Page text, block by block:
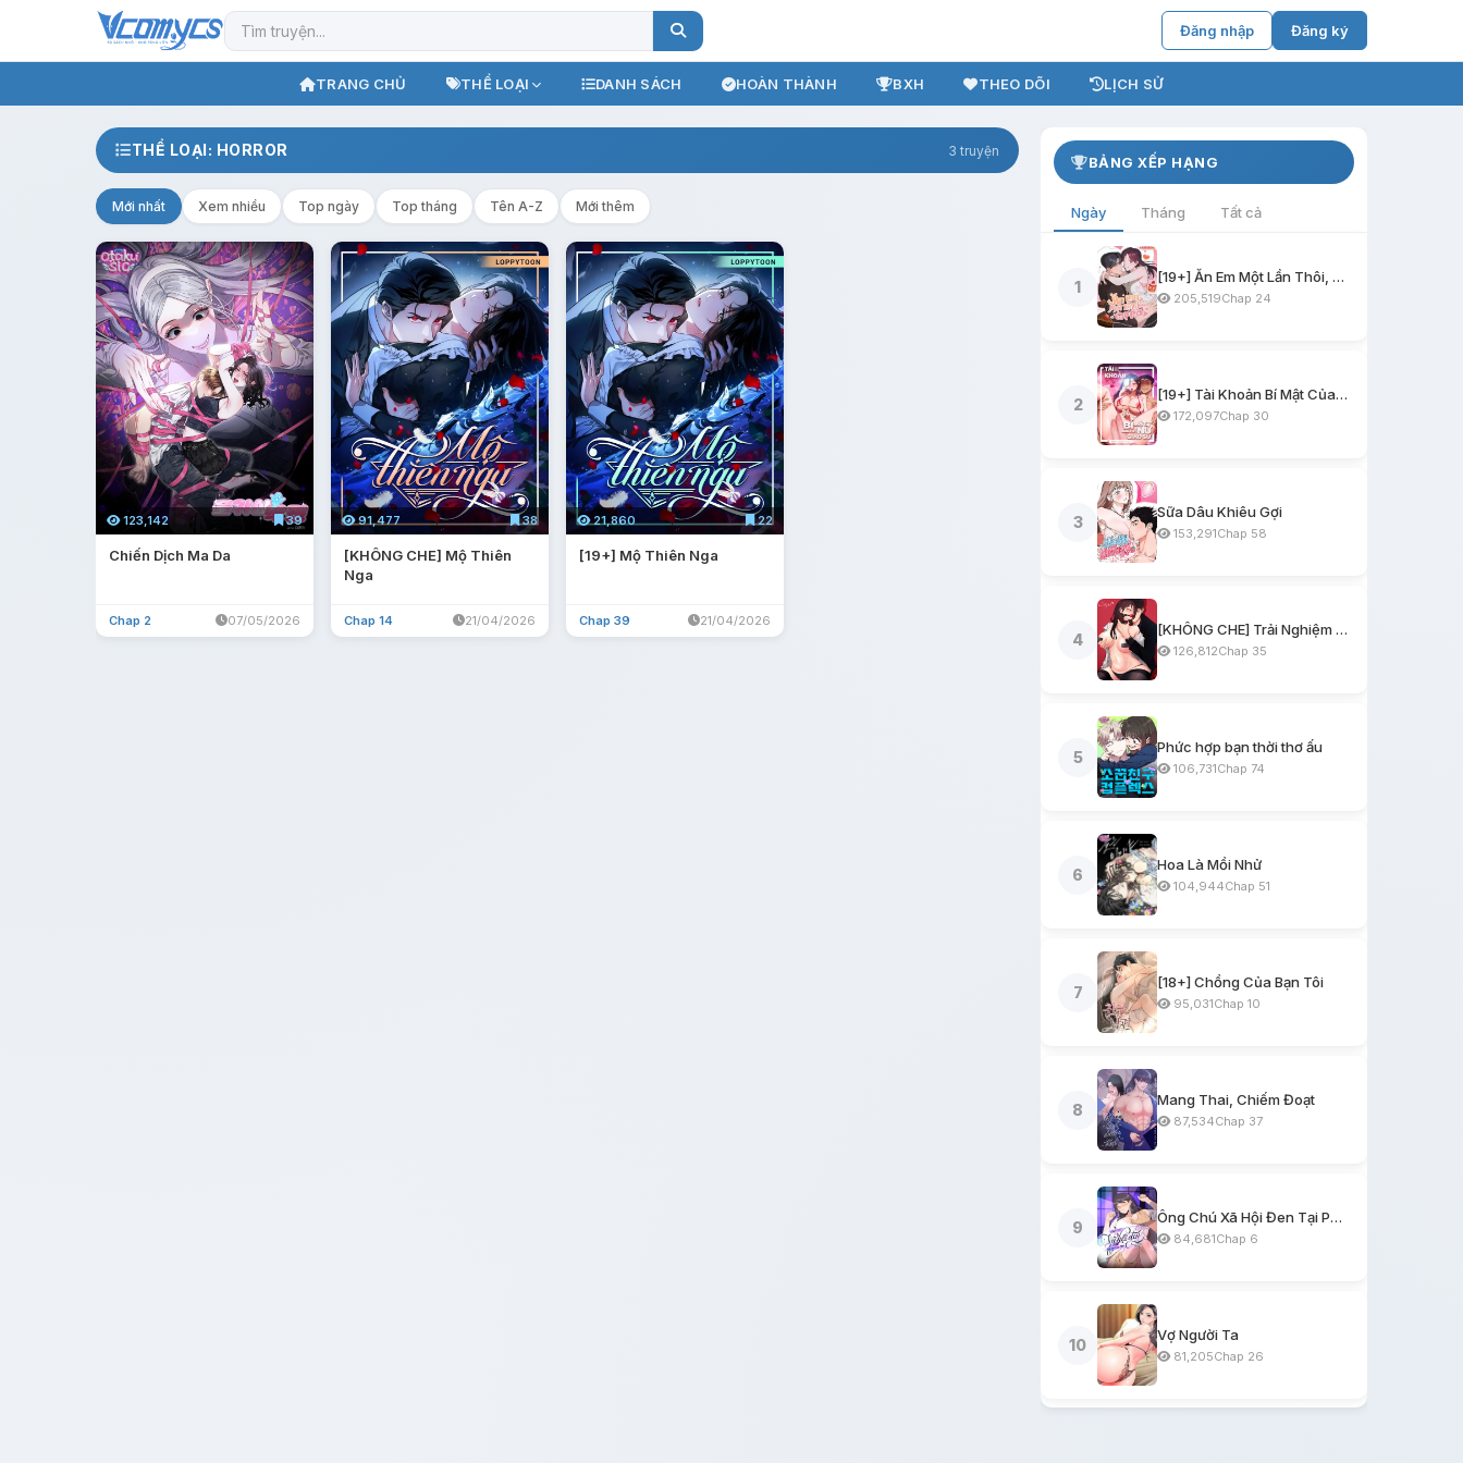
Đăng nhập Đăng ký
TRANG CHỦ THỂ LOẠI DANH SÁCH HOÀN THÀNH BXH THEO DÕI LỊCH SỬ
THỂ LOẠI: HORROR 3 truyện
Mới nhất Xem nhiều Top ngày Top tháng Tên A-Z Mới thêm
123,142 39
Chiến Dịch Ma Da
Chap 2 07/05/2026
91,477 38
[KHÔNG CHE] Mộ Thiên
Nga
Chap 14 21/04/2026
21,860 22
[19+] Mộ Thiên Nga
Chap 39 21/04/2026
BẢNG XẾP HẠNG
Ngày Tháng Tất cả
1
[19+] Ăn Em Một Lần Thôi, Oppa
205,519Chap 24
2
[19+] Tài Khoản Bí Mật Của Nữ Giáo Sư
172,097Chap 30
3
Sữa Dâu Khiêu Gợi
153,291Chap 58
4
[KHÔNG CHE] Trải Nghiệm Một Ngày Workshop BDSM
126,812Chap 35
5
Phức hợp bạn thời thơ ấu
106,731Chap 74
6
Hoa Là Mồi Nhử
104,944Chap 51
7
[18+] Chồng Của Bạn Tôi
95,031Chap 10
8
Mang Thai, Chiếm Đoạt
87,534Chap 37
9
Ông Chú Xã Hội Đen Tại Phòng Trọ
84,681Chap 6
10
Vợ Người Ta
81,205Chap 26